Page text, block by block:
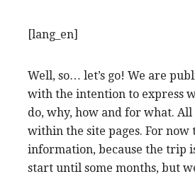
[lang_en]
Well, so… let’s go! We are
with the intention to express
do, why, how and for what.
within the site pages. For now
information, because the trip
start until some months, but